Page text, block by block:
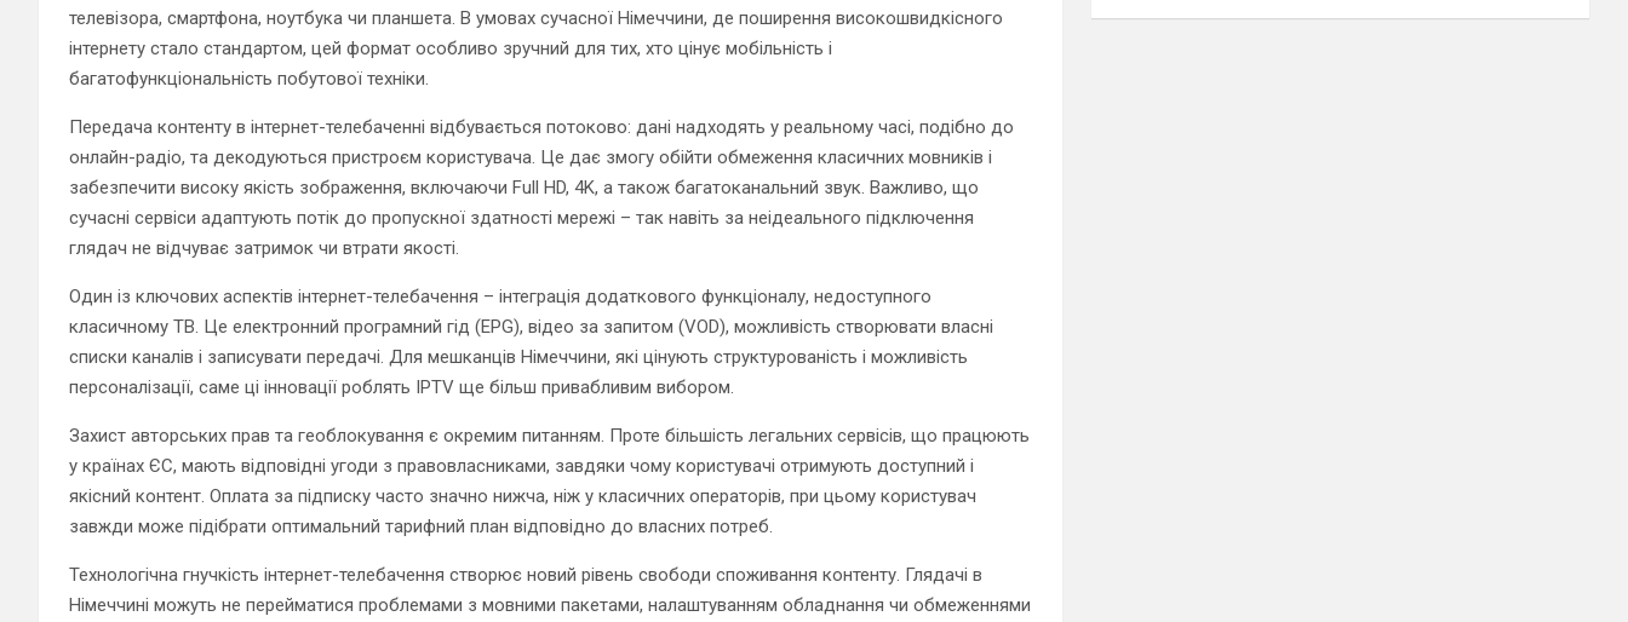
телевізора, смартфона, ноутбука чи планшета. В умовах сучасної Німеччини, де поширення високошвидкісного
інтернету стало стандартом, цей формат особливо зручний для тих, хто цінує мобільність і
багатофункціональність побутової техніки.
Передача контенту в інтернет-телебаченні відбувається потоково: дані надходять у реальному часі, подібно до
онлайн-радіо, та декодуються пристроєм користувача. Це дає змогу обійти обмеження класичних мовників і
забезпечити високу якість зображення, включаючи Full HD, 4K, а також багатоканальний звук. Важливо, що
сучасні сервіси адаптують потік до пропускної здатності мережі – так навіть за неідеального підключення
глядач не відчуває затримок чи втрати якості.
Один із ключових аспектів інтернет-телебачення – інтеграція додаткового функціоналу, недоступного
класичному ТВ. Це електронний програмний гід (EPG), відео за запитом (VOD), можливість створювати власні
списки каналів і записувати передачі. Для мешканців Німеччини, які цінують структурованість і можливість
персоналізації, саме ці інновації роблять IPTV ще більш привабливим вибором.
Захист авторських прав та геоблокування є окремим питанням. Проте більшість легальних сервісів, що працюють
у країнах ЄС, мають відповідні угоди з правовласниками, завдяки чому користувачі отримують доступний і
якісний контент. Оплата за підписку часто значно нижча, ніж у класичних операторів, при цьому користувач
завжди може підібрати оптимальний тарифний план відповідно до власних потреб.
Технологічна гнучкість інтернет-телебачення створює новий рівень свободи споживання контенту. Глядачі в
Німеччині можуть не перейматися проблемами з мовними пакетами, налаштуванням обладнання чи обмеженнями